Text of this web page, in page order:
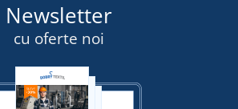
Newsletter
cu oferte noi